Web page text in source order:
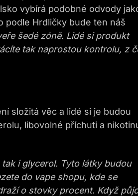
vybírá podobné odvody
podle Hrdličky bude ten náš
šedé zóně. Lidé si produkt
tak naprostou kontrolu, z
složitá věc a lidé si je budou
libovolné příchuti a
i glycerol. Tyto látky budou
do vape shopu, kde se
o stovky procent. Když